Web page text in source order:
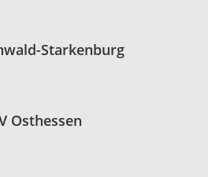
Starkenburg
Osthessen